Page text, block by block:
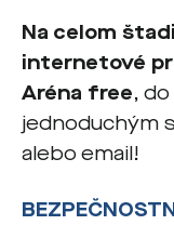
Na celom
internetové
Aréna free,
jednoduchým
alebo email!